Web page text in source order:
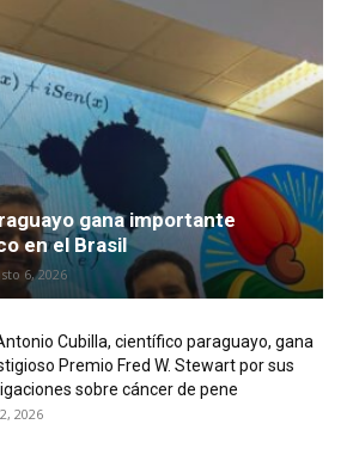
gana importante
en el Brasil
6, 2026
Cubilla, científico paraguayo, gana
Premio Fred W. Stewart por sus
sobre cáncer de pene
2026